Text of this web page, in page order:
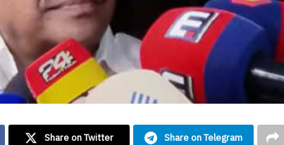
Share on Twitter Share on Telegram